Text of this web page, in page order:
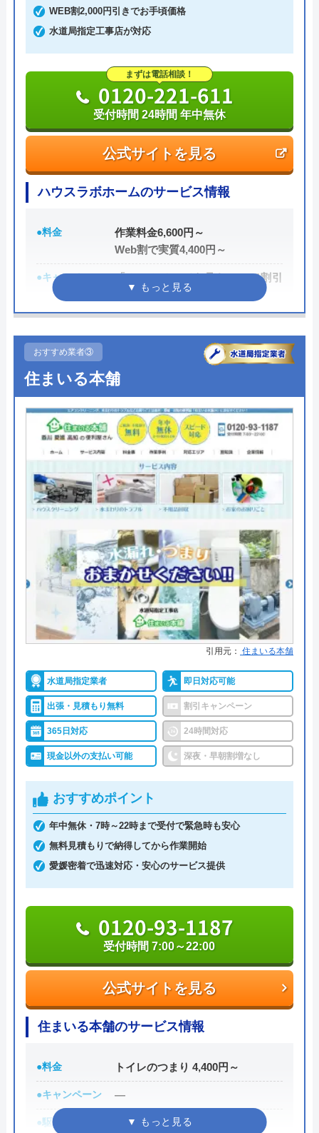
ても割増料金がかからず、作業が始まるまでは一切
費用がかからないかなり信頼できる業者です。
実績も豊富で、スタッフの研修にも力を入れている
ため技術力はもちろん接客もよく、トイレや排水
管、給湯器や蛇口の修理交換まで水回りのことなら
何でも相談できます。
電話で「ホームページを見た」と伝えるだけで3,000
円割引なので、相談する際は電話で相談し、忘れず
に伝えるようにしましょう。
ちなみに、依頼せずとも見積もりにはお金はかから
ないので、相見積もりの際は必ず相談しておきたい
業者の一つです。
公式サイトを見る
0120-091-026
受付時間 24時間
イースマイルの基本情報
運営会社 株式会社イースマイル
代表者
創業・設立 1992年6月1日創立
本社所在地
〒542-0066
大阪府大阪市中央区瓦屋町3丁目7-3 イ
ースマイルビル
対応エリア 宇和島市周辺
対応エリア詳
細
宇和島市のトイレ詰まり・水漏れ修理
は町の水道屋イースマイル｜水道局指
定店
イースマイルのクチコミ on
※クチコミの内容について
りえP
トイレが詰まって本当に困っていましたが、
イースマイルさんに依頼して大正解でした！
連絡後すぐに駆けつけてくださり、あっとい
安心して任せられました。これでまた快適に
Googleクチコミを見る
WEB割2,000円引きでお手頃価格
水道局指定工事店が対応
公式サイトを見る
まずは電話相談！
0120-221-611
受付時間 24時間 年中無休
ハウスラボホームのサービス情報
●料金
作業料金6,600円～
Web割で実質4,400円～
●キャンペーン
「ホームページを見た！」で割引
2,000円
●受付時間
●定休日 年中無休
●出張見積もり 出張・見積もり無料
●支払い方法
現金、クレジットカード、コンビ
ニ後払い、QRコード決済
●累計実績
提携先は大手企業との法人契約多
数
年
詳細は公式HPでご確認ください
ハウスラボホームがおすすめの理由
ハウスラボホームは全国各地に拠点を構えている水
道修理業者です。トイレ、キッチン、浴室などの水
まわりトラブル全般に対応しており、作業料金が
6,600円からとお手頃価格で提供をしています。
万が一、水まわりに問題が発生した場合は、最短20
分でお客様の元にスタッフが駆けつけます。出張見
積もりキャンセルは0円、深夜早朝でも割増料金は
一切ありません。業務や知識の習得のために厳しい
自社研修を実施しているため、技術には問題ないよ
うです。
つにしてみてください。
ちなみに、電話で連絡した際に「サイトを見た」と
伝えると作業料金が2,000円割引になるWEB割があ
りますので、相談する際は必ず電話で相談し、その
際には必ず「サイトを見た」と伝えましょう。
公式サイトを見る
0120-221-611
おすすめ業者③
住まいる本舗
引用元： 住まいる本舗
水道局指定業者 即日対応可能
出張・見積もり無料 割引キャンペーン
365日対応 24時間対応
現金以外の支払い可能 深夜・早朝割増なし
おすすめポイント
年中無休・7時～22時まで受付で緊急時も安心
無料見積もりで納得してから作業開始
愛媛密着で迅速対応・安心のサービス提供
公式サイトを見る
0120-93-1187
受付時間 7:00～22:00
住まいる本舗のサービス情報
●料金 トイレのつまり 4,400円～
●キャンペーン ―
●駆けつけ時間 30～90分